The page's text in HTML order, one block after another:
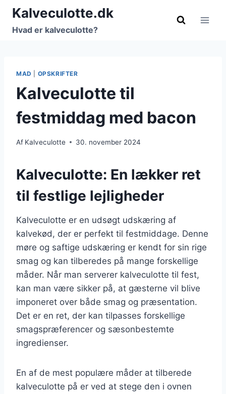
Fortsæt
indhold
Kalveculotte.dk
Hvad er kalveculotte?
MAD OPSKRIFTER
Kalveculotte til
festmiddag med bacon
Af Kalveculotte 30. november 2024
Kalveculotte: En lækker ret
til festlige lejligheder
Kalveculotte er en udsøgt udskæring af
kalvekød, der er perfekt til festmiddage. Denne
møre og saftige udskæring er kendt for sin rige
smag og kan tilberedes på mange forskellige
måder. Når man serverer kalveculotte til fest,
kan man være sikker på, at gæsterne vil blive
imponeret over både smag og præsentation.
Det er en ret, der kan tilpasses forskellige
smagspræferencer og sæsonbestemte
ingredienser.
En af de mest populære måder at tilberede
kalveculotte på er ved at stege den i ovnen